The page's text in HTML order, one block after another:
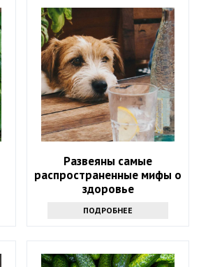
Развеяны самые
распространенные мифы о
здоровье
ПОДРОБНЕЕ